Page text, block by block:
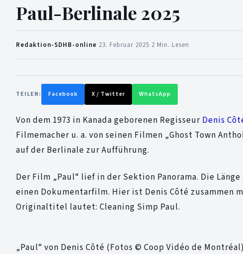
Paul-Berlinale 2025
Redaktion-SDHB-online 23. Februar 2025 2 Min. Lesen
TEILEN: Facebook X / Twitter WhatsApp
Von dem 1973 in Kanada geborenen Regisseur Denis
Filmemacher u. a. von seinen Filmen „Ghost Town
auf der Berlinale zur Aufführung.
Der Film „Paul“ lief in der Sektion Panorama. Die
einen Dokumentarfilm. Hier ist Denis Côté zusammen
Originaltitel lautet: Cleaning Simp Paul.
„Paul“ von Denis Côté (Fotos © Coop Vidéo de Montréal)